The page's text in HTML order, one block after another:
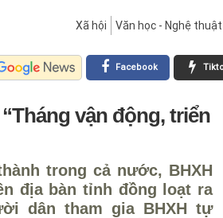
Xã hội Văn học - Nghệ thuật
Facebook
vận động, triển
trong cả nước, BHXH
địa bàn tỉnh đồng loạt ra
dân tham gia BHXH tự